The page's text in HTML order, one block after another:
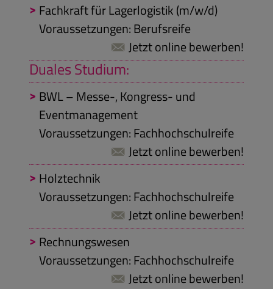
Fachkraft für Lagerlogistik (m/w/d)
Voraussetzungen: Berufsreife
Jetzt online bewerben!
Duales Studium:
BWL – Messe-, Kongress- und
Eventmanagement
Voraussetzungen: Fachhochschulreife
Jetzt online bewerben!
Holztechnik
Voraussetzungen: Fachhochschulreife
Jetzt online bewerben!
Rechnungswesen
Voraussetzungen: Fachhochschulreife
Jetzt online bewerben!